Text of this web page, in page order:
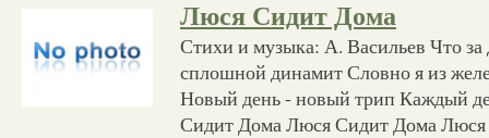
Люся Сидит Дома
Стихи и музыка: А. Васильев Что за
сплошной динамит Словно я из
Новый день - новый трип Каждый
Сидит Дома Люся Сидит Дома